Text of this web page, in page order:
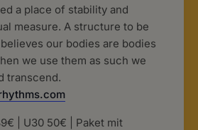
a place of stability and
measure. A structure to be
our bodies are bodies
we use them as such we
transcend.
| U30 50€ | Paket mit